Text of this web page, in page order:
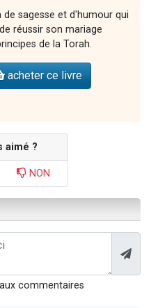
de sagesse et d'humour qui
réussir son mariage
de la Torah.
acheter ce livre
aimé ?
NON
commentaires